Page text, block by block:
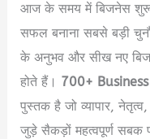
आज के समय में बिजनेस शुरू
सफल बनाना सबसे बड़ी
के अनुभव और सीख नए
होते हैं। 700+
पुस्तक है जो व्यापार,
जुड़े सैकड़ों महत्वपूर्ण सबक